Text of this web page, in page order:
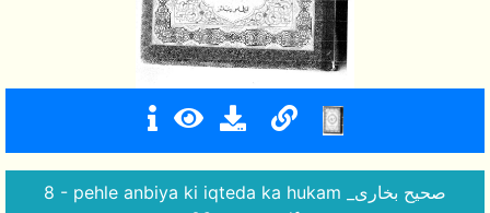
8 - pehle anbiya ki iqteda ka hukam _صحیح بخاری